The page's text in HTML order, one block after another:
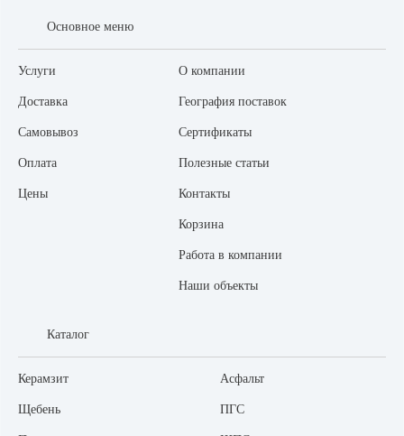
Основное меню
Услуги
Доставка
Самовывоз
Оплата
Цены
О компании
География поставок
Сертификаты
Полезные статьи
Контакты
Корзина
Работа в компании
Наши объекты
Каталог
Керамзит
Щебень
Асфальт
ПГС